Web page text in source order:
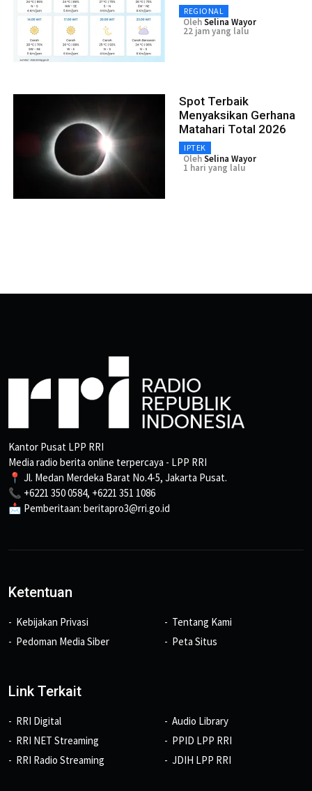
REGIONAL
OlehSelina Wayor
22 jam yang lalu
Spot Terbaik
Menyaksikan Gerhana
Matahari Total 2026
IPTEK
OlehSelina Wayor
1 hari yang lalu
Kantor Pusat LPP RRI
Media radio berita online terpercaya - LPP RRI
📍 Jl. Medan Merdeka Barat No.4-5, Jakarta Pusat.
📞 +6221 350 0584, +6221 351 1086
📩 Pemberitaan: beritapro3@rri.go.id
Ketentuan
Kebijakan Privasi
Pedoman Media Siber
Tentang Kami
Peta Situs
Link Terkait
RRI Digital
RRI NET Streaming
RRI Radio Streaming
Audio Library
PPID LPP RRI
JDIH LPP RRI